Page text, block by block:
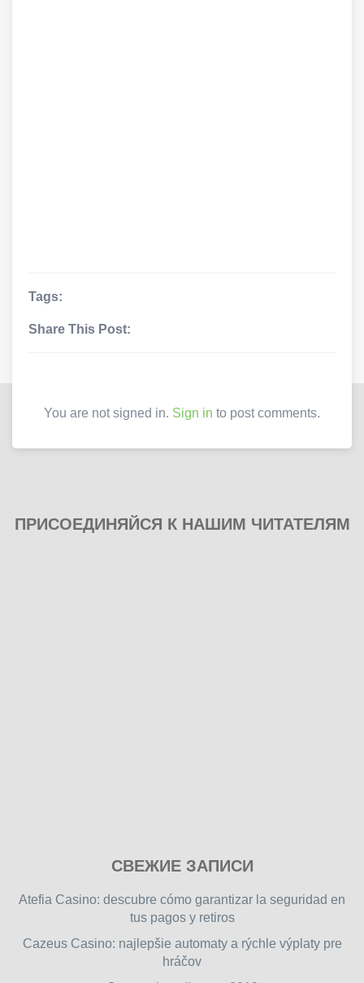
Tags:
Share This Post:
You are not signed in. Sign in to post comments.
ПРИСОЕДИНЯЙСЯ К НАШИМ ЧИТАТЕЛЯМ
free
games
СВЕЖИЕ ЗАПИСИ
Atefia Casino: descubre cómo garantizar la seguridad en
tus pagos y retiros
Cazeus Casino: najlepšie automaty a rýchle výplaty pre
hráčov